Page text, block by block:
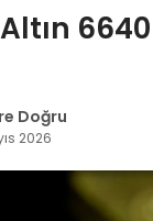
Doğru
2026